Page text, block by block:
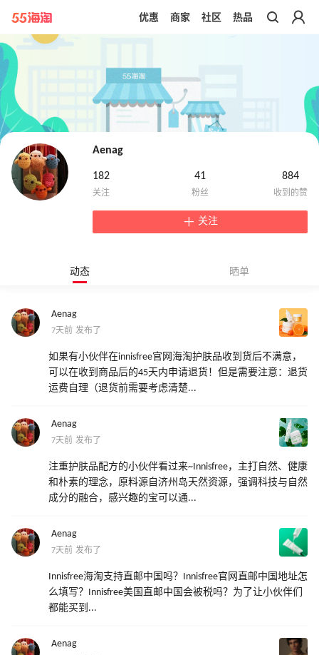
带你去官网买正品
优惠 商家 社区 热品
Aenag
182 41 884
关注
动态 晒单
Aenag
7天前 发布了
如果有小伙伴在innisfree官网海淘护肤品收到货后不满意，
可以在收到商品后的45天内申请退货！但是需要注意：退货
运费自理（退货前需要考虑清楚...
Aenag
7天前 发布了
注重护肤品配方的小伙伴看过来~Innisfree，主打自然、健康
和朴素的理念，原料源自济州岛天然资源，强调科技与自然
成分的融合，感兴趣的宝可以通...
Aenag
7天前 发布了
Innisfree海淘支持直邮中国吗？Innisfree官网直邮中国地址怎
么填写？Innisfree美国直邮中国会被税吗？为了让小伙伴们
都能买到...
Aenag